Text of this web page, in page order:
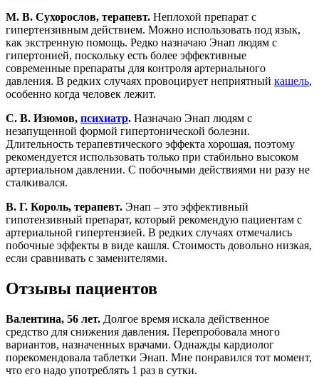
М. В. Сухорослов, терапевт. Неплохой препарат с
гипертензивным действием. Можно использовать под язык,
как экстренную помощь. Редко назначаю Энап людям с
гипертонией, поскольку есть более эффективные
современные препараты для контроля артериального
давления. В редких случаях провоцирует неприятный кашель,
особенно когда человек лежит.
С. В. Изюмов, психиатр. Назначаю Энап людям с
незапущенной формой гипертонической болезни.
Длительность терапевтического эффекта хорошая, поэтому
рекомендуется использовать только при стабильно высоком
артериальном давлении. С побочными действиями ни разу не
сталкивался.
В. Г. Король, терапевт. Энап – это эффективный
гипотензивный препарат, который рекомендую пациентам с
артериальной гипертензией. В редких случаях отмечались
побочные эффекты в виде кашля. Стоимость довольно низкая,
если сравнивать с заменителями.
Отзывы пациентов
Валентина, 56 лет. Долгое время искала действенное
средство для снижения давления. Перепробовала много
вариантов, назначенных врачами. Однажды кардиолог
порекомендовала таблетки Энап. Мне понравился тот момент,
что его надо употреблять 1 раз в сутки.